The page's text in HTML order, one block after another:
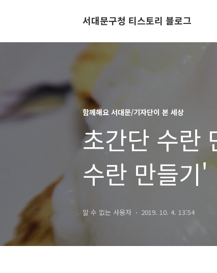
서대문구청 티스토리 블로그
함께해요 서대문/기자단이 본 세상
초간단 수란
수란 만들기'
알 수 없는 사용자 2019. 10. 4. 13:54